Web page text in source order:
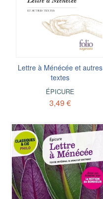
Lettre à Ménécée et autres
textes
ÉPICURE
3,49 €